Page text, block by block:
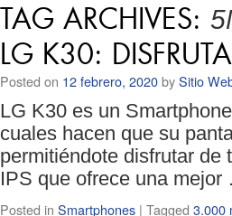
TAG ARCHIVES:
LG K30:
Posted on 12 febrero, 2020bySitio
LG K30 es un
cuales hacen que su
permitiéndote disfrutar de
IPS que ofrece una
Posted in Smartphones | Tagged 3.000